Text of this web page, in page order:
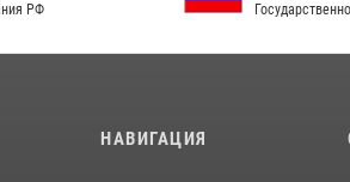
Государственной власти РФ
НАВИГАЦИЯ